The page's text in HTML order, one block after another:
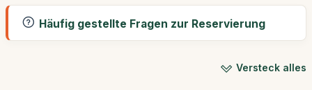
Häufig gestellte Fragen zur Reservierung
Versteck alles